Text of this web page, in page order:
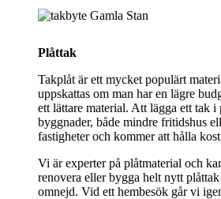
Plåttak
Takplåt är ett mycket populärt
uppskattas om man har en lägre
ett lättare material. Att lägga ett tak i
byggnader, både mindre fritidshus
fastigheter och kommer att hålla
Vi är experter på plåtmaterial och
renovera eller bygga helt nytt
omnejd. Vid ett hembesök går vi